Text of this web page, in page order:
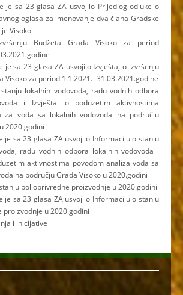
je sa 23 glasa ZA usvojilo Prijedlog odluke o
oglasa za imenovanje dva člana Gradske
Visoko
Budžeta Grada Visoko za period
je sa 23 glasa ZA usvojilo Izvještaj o izvršenju
Visoko za period 1.1.2021.- 31.03.2021.godine
lokalnih vodovoda, radu vodnih odbora
i Izvještaj o poduzetim aktivnostima
voda sa lokalnih vodovoda na području
2020.godini
je sa 23 glasa ZA usvojilo Informaciju o stanju
radu vodnih odbora lokalnih vodovoda i
aktivnostima povodom analiza voda sa
na području Grada Visoko u 2020.godini
poljoprivredne proizvodnje u 2020.godini
je sa 23 glasa ZA usvojilo Informaciju o stanju
proizvodnje u 2020.godini
i inicijative